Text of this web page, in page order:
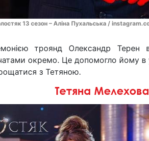
13 сезон – Аліна Пухальська /
троянд Олександр Терен
окремо. Це допомогло йому в
з Тетяною.
Тетяна Мелехова